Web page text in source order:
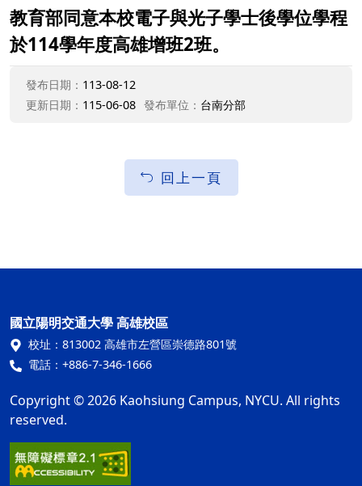
教育部同意本校電子與光子學士後學位學程
於114學年度高雄增班2班。
發布日期： 113-08-12
更新日期： 115-06-08 發布單位： 台南分部
回上一頁
國立陽明交通大學 高雄校區
校址： 813002 高雄市左營區崇德路801號
電話： +886-7-346-1666
Copyright © 2026 Kaohsiung Campus, NYCU. All rights
reserved.